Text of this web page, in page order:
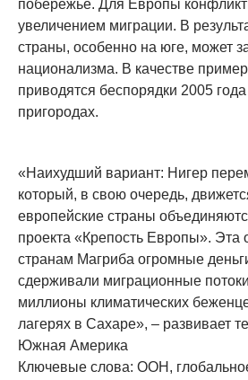
побережье. Для Европы
увеличением миграции. В
страны, особенно на юге, может
национализма. В качестве
приводятся беспорядки 2005
пригородах.
«Наихудший вариант: Нигер
который, в свою очередь,
европейские страны
проекта «Крепость Европы». Эта
странам Магриба огромные
сдерживали миграционные
миллионы климатических
лагерях в Сахаре», – развивает
Южная Америка
Ключевые слова: ООН,